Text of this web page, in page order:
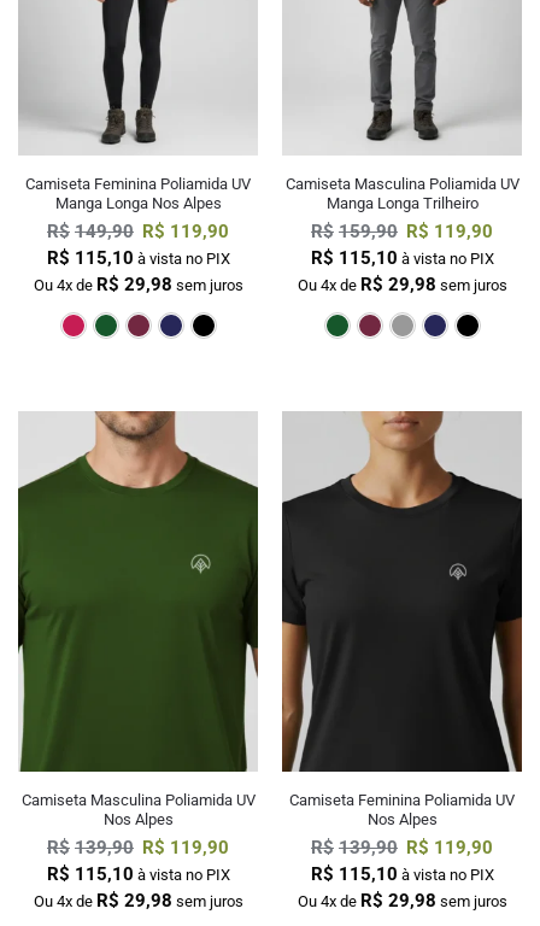
Camiseta Feminina Poliamida UV
Manga Longa Nos Alpes
R$ 149,90 R$ 119,90
R$ 115,10 à vista no PIX
Ou 4x de R$ 29,98 sem juros
PinkVerde EscuroMarinhoPreto
Camiseta Masculina Poliamida UV
Manga Longa Trilheiro
R$ 159,90 R$ 119,90
R$ 115,10 à vista no PIX
Ou 4x de R$ 29,98 sem juros
Verde Escuro
Bordô
Camiseta Masculina Poliamida UV
Nos Alpes
R$ 139,90 R$ 119,90
R$ 115,10 à vista no PIX
Ou 4x de R$ 29,98 sem juros
Camiseta Feminina Poliamida UV
Nos Alpes
R$ 139,90 R$ 119,90
R$ 115,10 à vista no PIX
Ou 4x de R$ 29,98 sem juros